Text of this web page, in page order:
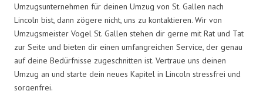
Umzugsunternehmen für deinen Umzug von St. Gallen nach
Lincoln bist, dann zögere nicht, uns zu kontaktieren. Wir von
Umzugsmeister Vogel St. Gallen stehen dir gerne mit Rat und Tat
zur Seite und bieten dir einen umfangreichen Service, der genau
auf deine Bedürfnisse zugeschnitten ist. Vertraue uns deinen
Umzug an und starte dein neues Kapitel in Lincoln stressfrei und
sorgenfrei.